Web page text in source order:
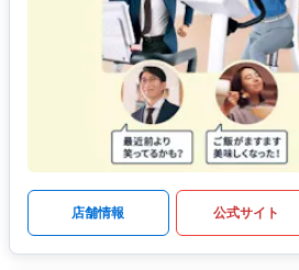
店舗情報 公式サイト